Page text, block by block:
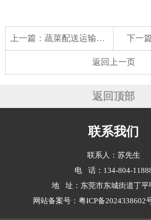
上一篇： 蔬菜配送运输方案 下一
返回上一页
返回顶部
联系我们
联系人：苏先生
电 话：134-804-
地 址：东莞市东城街道丁平
网站备案号： 粤ICP备2024338602